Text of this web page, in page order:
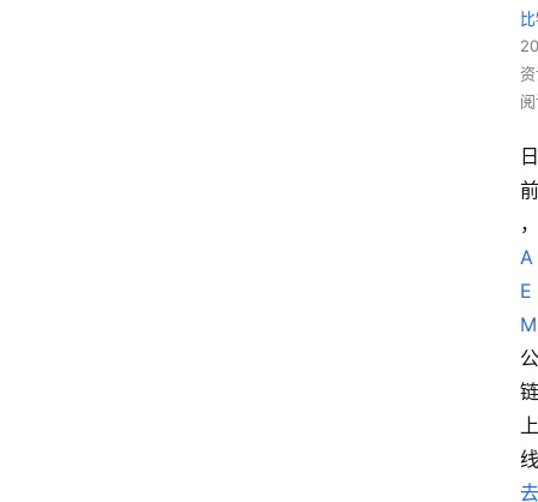
日
前
，
A
E
M
公
链
上
线
去